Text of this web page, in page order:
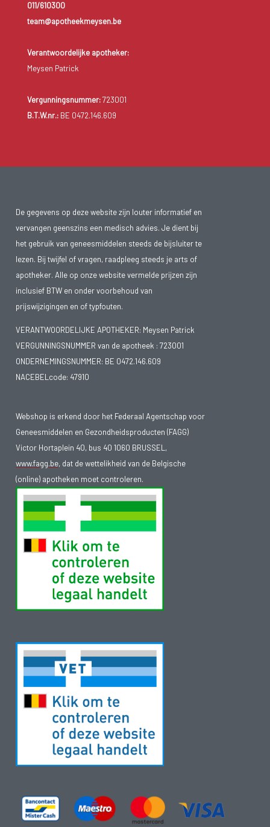
011/610300
team@apotheekmeysen.be
Verantwoordelijke apotheker:
Meysen Patrick
Vergunningsnummer:723001
B.T.W.nr.:BE 0472.146.609
De gegevens op deze website zijn louter informatief en
vervangen geenszins een medisch advies. Je dient bij
het gebruik van geneesmiddelen steeds de bijsluiter te
lezen. Bij twijfel of vragen, raadpleeg steeds je arts of
apotheker. Alle op onze website vermelde prijzen zijn
inclusief BTW en onder voorbehoud van
prijswijzigingen en of typfouten.
VERANTWOORDELIJKE APOTHEKER: Meysen Patrick
VERGUNNINGSNUMMER van de apotheek : 723001
ONDERNEMINGSNUMMER: BE 0472.146.609
NACEBELcode: 47910
Webshop is erkend door het Federaal Agentschap voor
Geneesmiddelen en Gezondheidsproducten (FAGG)
Victor Hortaplein 40, bus 40 1060 BRUSSEL,
www.fagg.be, dat de wettelikheid van de Belgische
(online) apotheken moet controleren.